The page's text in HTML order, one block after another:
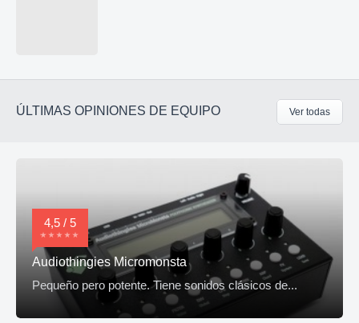
ÚLTIMAS OPINIONES DE EQUIPO Ver todas
4,5 / 5
Audiothingies Micromonsta
Pequeño pero potente. Tiene sonidos clásicos de...